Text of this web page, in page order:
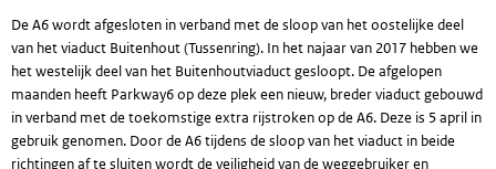
De A6 wordt afgesloten in verband met de sloop van het oostelijke deel
van het viaduct Buitenhout (Tussenring). In het najaar van 2017 hebben we
het westelijk deel van het Buitenhoutviaduct gesloopt. De afgelopen
maanden heeft Parkway6 op deze plek een nieuw, breder viaduct gebouwd
in verband met de toekomstige extra rijstroken op de A6. Deze is 5 april in
gebruik genomen. Door de A6 tijdens de sloop van het viaduct in beide
richtingen af te sluiten wordt de veiligheid van de weggebruiker en